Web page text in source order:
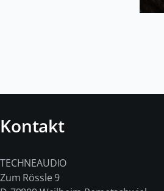
Kontakt
TECHNEAUDIO
Zum Rössle 9